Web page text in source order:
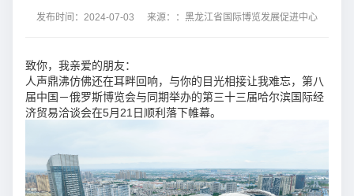
发布时间：2024-07-03 来源：：黑龙江省国际博览发展促进中心
致你，我亲爱的朋友：
人声鼎沸仿佛还在耳畔回响，与你的目光相接让我难忘，第八
届中国－俄罗斯博览会与同期举办的第三十三届哈尔滨国际经
济贸易洽谈会在5月21日顺利落下帷幕。